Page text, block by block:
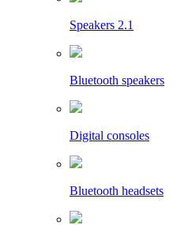
Speakers 2.1
Bluetooth speakers
Digital consoles
Bluetooth headsets